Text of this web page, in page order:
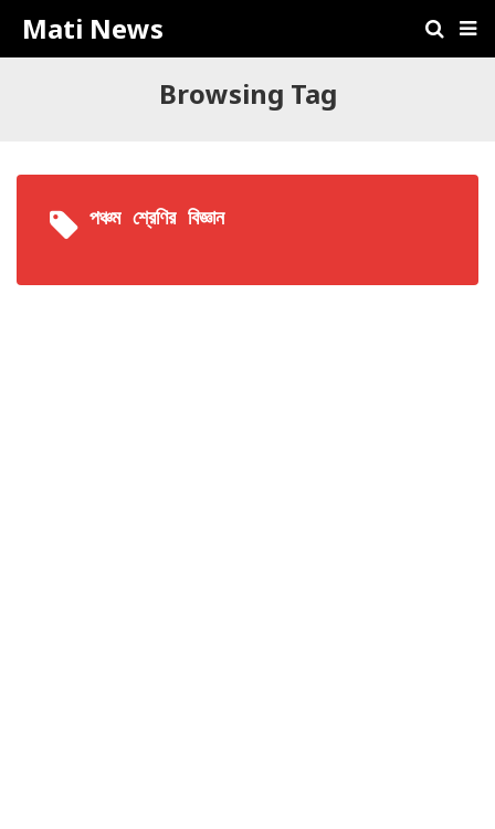
Mati News
Browsing Tag
পঞ্চম শ্রেণির বিজ্ঞান